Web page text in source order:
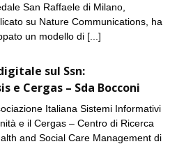
San Raffaele di Milano,
su Nature Communications, ha
un modello di [...]
sul Ssn:
e Cergas – Sda Bocconi
Italiana Sistemi Informativi
e il Cergas – Centro di Ricerca
and Social Care Management di